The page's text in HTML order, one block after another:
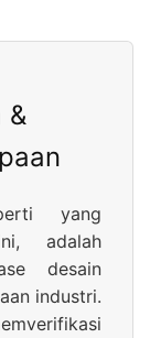
&
yang
adalah
desain
industri.